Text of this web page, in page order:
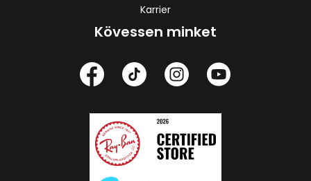
Karrier
Kövessen minket